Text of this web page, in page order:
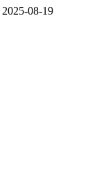
2025-08-19